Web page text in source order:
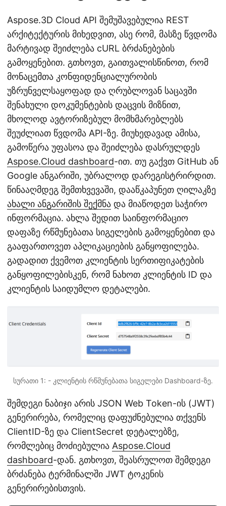
Aspose.3D Cloud API შემუშავებულია REST
არქიტექტურის მიხედვით, ასე რომ, მასზე წვდომა
მარტივად შეიძლება cURL ბრძანებების
გამოყენებით. გთხოვთ, გაითვალისწინოთ, რომ
მონაცემთა კონფიდენციალურობის
უზრუნველსაყოფად და ღრუბლოვან საცავში
შენახული დოკუმენტების დაცვის მიზნით,
მხოლოდ ავტორიზებულ მომხმარებლებს
შეუძლიათ წვდომა API-ზე. მიუხედავად ამისა,
გამოწერა უფასოა და შეიძლება დასრულდეს
Aspose.Cloud dashboard-ით. თუ გაქვთ GitHub ან
Google ანგარიში, უბრალოდ დარეგისტრირდით.
წინააღმდეგ შემთხვევაში, დააწკაპუნეთ ღილაკზე
ახალი ანგარიშის შექმნა და მიაწოდეთ საჭირო
ინფორმაცია. ახლა შედით საინფორმაციო
დაფაზე რწმუნებათა სიგელების გამოყენებით და
გააფართოვეთ აპლიკაციების განყოფილება.
გადადით ქვემოთ კლიენტის სერთიფიკატების
განყოფილებისკენ, რომ ნახოთ კლიენტის ID და
კლიენტის საიდუმლო დეტალები.
სურათი 1: - კლიენტის რწმუნებათა სიგელები Dashboard-ზე.
შემდეგი ნაბიჯი არის JSON Web Token-ის (JWT)
გენერირება, რომელიც დაფუძნებულია თქვენს
ClientID-ზე და ClientSecret დეტალებზე,
რომლებიც მოძიებულია Aspose.Cloud
dashboard-დან. გთხოვთ, შეასრულოთ შემდეგი
ბრძანება ტერმინალში JWT ტოკენის
გენერირებისთვის.